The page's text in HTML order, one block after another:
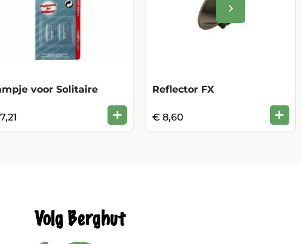
Volgende
keyboard_arrow_right
voor Solitaire
+
Reflector FX
€ 8,60 +
Volg Berghut